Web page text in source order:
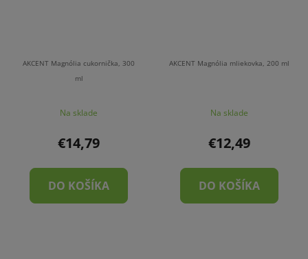
AKCENT Magnólia cukornička, 300
ml
Na sklade
€14,79
DO KOŠÍKA
AKCENT Magnólia mliekovka, 200 ml
Na sklade
€12,49
DO KOŠÍKA